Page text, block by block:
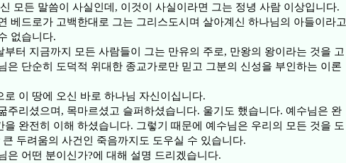
모든 말씀이 사실인데, 이것이 사실이라면 그는 정녕 사람 이상입니다.
베드로가 고백한대로 그는 그리스도시며 살아계신 하나님의 아들이라고
없습니다.
부터 지금까지 모든 사람들이 그는 만유의 주로, 만왕의 왕이라는 것을 고
은 단순히 도덕적 위대한 종교가로만 믿고 그분의 신성을 부인하는 이론
로 이 땅에 오신 바로 하나님 자신이십니다.
주리셨으며, 목마르셨고 슬퍼하셨습니다. 울기도 했습니다. 예수님은 완
을 완전히 이해 하셨습니다. 그렇기 때문에 예수님은 우리의 모든 것을 도
두려움의 사건인 죽음까지도 도우실 수 있습니다.
은 어떤 분이신가?에 대해 설명 드리겠습니다.